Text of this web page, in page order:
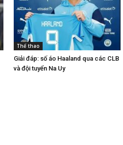
Thể thao
Giải đáp: số áo Haaland qua các CLB
và đội tuyển Na Uy